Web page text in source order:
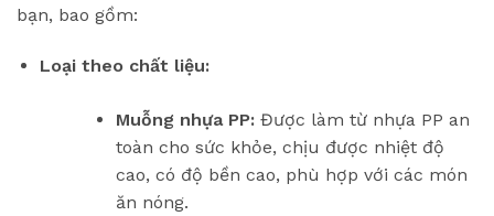
bạn, bao gồm:
Loại theo chất liệu:
Muỗng nhựa PP:Được làm từ nhựa PP an
toàn cho sức khỏe, chịu được nhiệt độ
cao, có độ bền cao, phù hợp với các món
ăn nóng.